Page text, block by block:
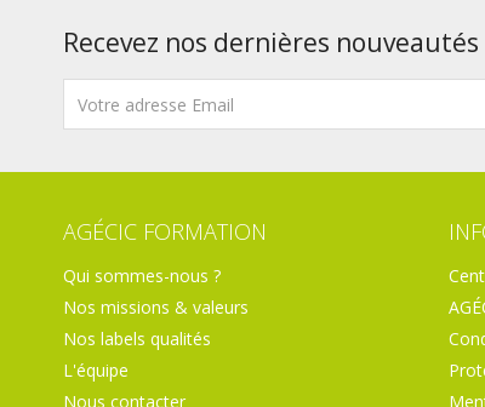
Recevez nos dernières nouveautés
AGÉCIC FORMATION
Qui sommes-nous ?
Nos missions & valeurs
Nos labels qualités
L'équipe
Nous contacter